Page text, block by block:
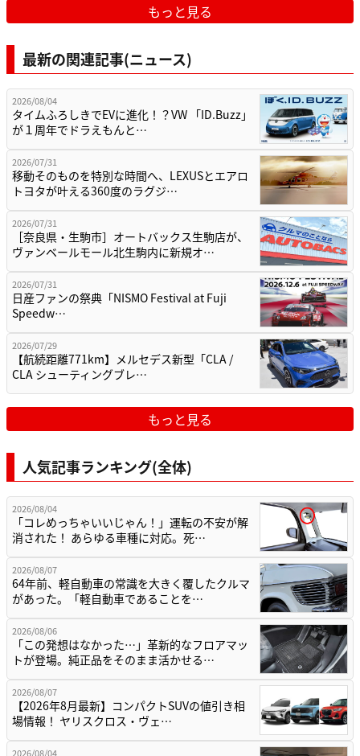
もっと見る
最新の関連記事(ニュース)
2026/08/04
タイムふろしきでEVに進化！？VW 「ID.Buzz」
が１周年でドラえもんと…
2026/07/31
移動そのものを特別な時間へ、LEXUSとエアロ
トヨタが叶える360度のラグジ…
2026/07/31
［奈良県・生駒市］オートバックス生駒店が、
ヴァンベールモール北生駒内に新規オ…
2026/07/31
日産ファンの祭典「NISMO Festival at Fuji
Speedw…
2026/07/29
【航続距離771km】メルセデス新型「CLA /
CLA シューティングブレ…
もっと見る
人気記事ランキング(全体)
2026/08/04
「コレめっちゃいいじゃん！」運転の不安が解
消された！ あらゆる車種に対応。死…
2026/08/07
64年前、軽自動車の常識を大きく覆したクルマ
があった。「軽自動車であることを…
2026/08/06
「この発想はなかった…」革新的なフロアマッ
トが登場。純正品をそのまま活かせる…
2026/08/07
【2026年8月最新】コンパクトSUVの値引き相
場情報！ ヤリスクロス・ヴェ…
2026/08/04